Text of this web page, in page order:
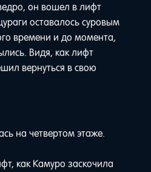
он вошел в лифт
оставалось суровым
времени и до момента,
Видя, как лифт
вернуться в свою
на четвертом этаже.
как Камуро заскочила